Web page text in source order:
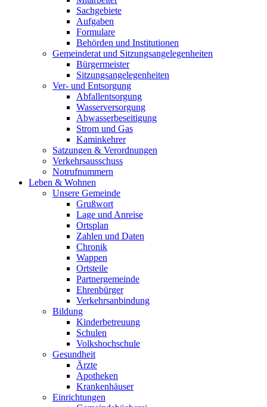
Sachgebiete
Aufgaben
Formulare
Behörden und Institutionen
Gemeinderat und Sitzungsangelegenheiten
Bürgermeister
Sitzungsangelegenheiten
Ver- und Entsorgung
Abfallentsorgung
Wasserversorgung
Abwasserbeseitigung
Strom und Gas
Kaminkehrer
Satzungen & Verordnungen
Verkehrsausschuss
Notrufnummern
Leben & Wohnen
Unsere Gemeinde
Grußwort
Lage und Anreise
Ortsplan
Zahlen und Daten
Chronik
Wappen
Ortsteile
Partnergemeinde
Ehrenbürger
Verkehrsanbindung
Bildung
Kinderbetreuung
Schulen
Volkshochschule
Gesundheit
Ärzte
Apotheken
Krankenhäuser
Einrichtungen